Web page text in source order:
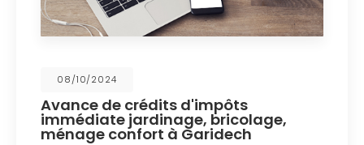
08/10/2024
Avance de crédits d'impôts
immédiate jardinage, bricolage,
ménage confort à Garidech